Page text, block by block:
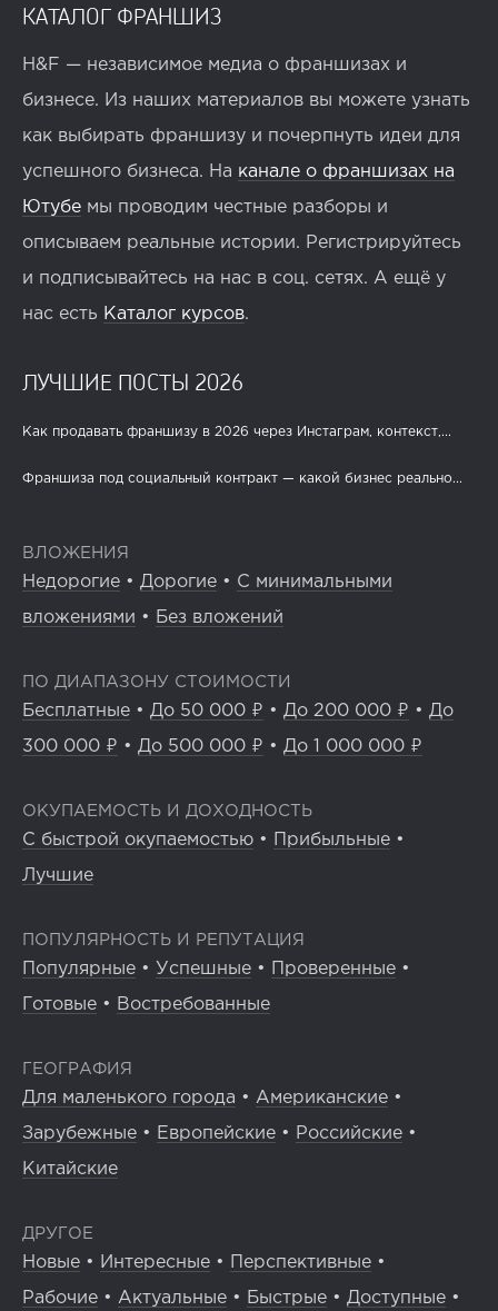
КАТАЛОГ ФРАНШИЗ
H&F — независимое медиа о франшизах и
бизнесе. Из наших материалов вы можете узнать
как выбирать франшизу и почерпнуть идеи для
успешного бизнеса. На канале о франшизах на
Ютубе мы проводим честные разборы и
описываем реальные истории. Регистрируйтесь
и подписывайтесь на нас в соц. сетях. А ещё у
нас есть Каталог курсов.
ЛУЧШИЕ ПОСТЫ 2026
Как продавать франшизу в 2026 через Инстаграм, контекст,...
Франшиза под социальный контракт — какой бизнес реально...
ВЛОЖЕНИЯ
Недорогие • Дорогие • С минимальными
вложениями • Без вложений
ПО ДИАПАЗОНУ СТОИМОСТИ
Бесплатные • До 50 000 ₽ • До 200 000 ₽ • До
300 000 ₽ • До 500 000 ₽ • До 1 000 000 ₽
ОКУПАЕМОСТЬ И ДОХОДНОСТЬ
С быстрой окупаемостью • Прибыльные •
Лучшие
ПОПУЛЯРНОСТЬ И РЕПУТАЦИЯ
Популярные • Успешные • Проверенные •
Готовые • Востребованные
ГЕОГРАФИЯ
Для маленького города • Американские •
Зарубежные • Европейские • Российские •
Китайские
ДРУГОЕ
Новые • Интересные • Перспективные •
Рабочие • Актуальные • Быстрые • Доступные •